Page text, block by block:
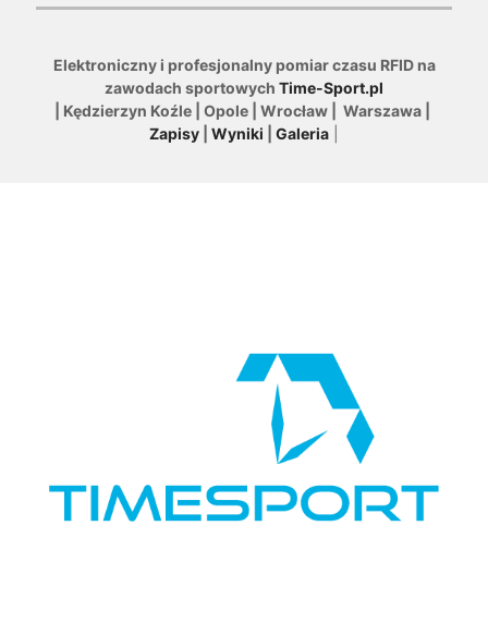
Elektroniczny i profesjonalny pomiar czasu RFID na
zawodach sportowych Time-Sport.pl
| Kędzierzyn Koźle | Opole | Wrocław | Warszawa |
Zapisy
Wyniki Galeria